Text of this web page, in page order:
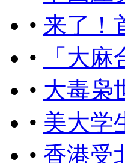
• 来了！
•
「大
• 大毒枭
• 美大学
• 香港受